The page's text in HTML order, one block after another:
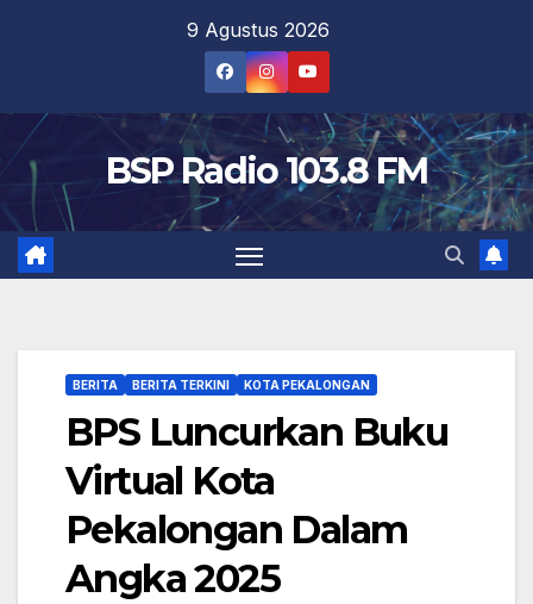
9 Agustus 2026
BSP Radio 103.8 FM
BERITA BERITA TERKINI KOTA PEKALONGAN
BPS Luncurkan Buku
Virtual Kota
Pekalongan Dalam
Angka 2025